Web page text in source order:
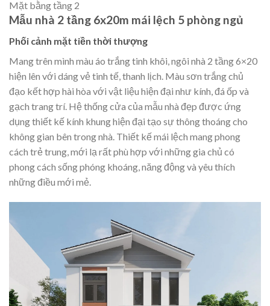
Mặt bằng tầng 2
Mẫu nhà 2 tầng 6x20m mái lệch 5 phòng ngủ
Phối cảnh mặt tiền thời thượng
Mang trên mình màu áo trắng tinh khôi, ngôi nhà 2 tầng 6×20
hiện lên với dáng vẻ tinh tế, thanh lịch. Màu sơn trắng chủ
đạo kết hợp hài hòa với vật liệu hiện đại như kính, đá ốp và
gạch trang trí. Hệ thống cửa của mẫu nhà đẹp được ứng
dụng thiết kế kính khung hiện đại tạo sự thông thoáng cho
không gian bên trong nhà. Thiết kế mái lệch mang phong
cách trẻ trung, mới lạ rất phù hợp với những gia chủ có
phong cách sống phóng khoáng, năng động và yêu thích
những điều mới mẻ.